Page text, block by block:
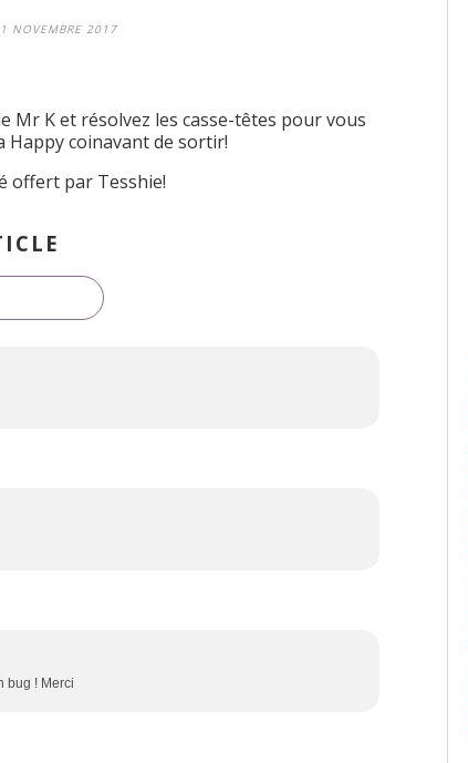
1 NOVEMBRE 2017
Mr K et résolvez les casse-têtes pour vous
Happy coinavant de sortir!
offert par Tesshie!
bug ! Merci